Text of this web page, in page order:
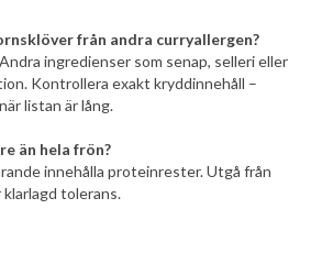
från andra curryallergen?
ingredienser som senap, selleri eller
Kontrollera exakt kryddinnehåll –
listan är lång.
än hela frön?
innehålla proteinrester. Utgå från
tolerans.